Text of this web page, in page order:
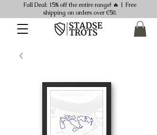
Fall Deal: 15% off the entire range! 🔥 | Free
shipping on orders over €50.